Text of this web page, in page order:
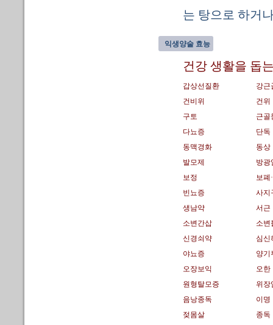
는 탕으로 하거
익생양술 효능
건강 생활을 돕
갑상선질환
강근
건비위
건위
구토
근골
다뇨증
단독
동맥경화
동상
발모제
방광
보정
보폐
빈뇨증
사지
생남약
서근
소변간삽
소변
신경쇠약
심신
야뇨증
양기
오장보익
오한
원형탈모증
위장
음낭종독
이명
젖몸살
종독